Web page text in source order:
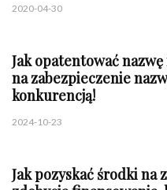
2020-04-30
Jak opatentować
na zabezpieczenie
konkurencją!
2024-10-23
Jak pozyskać środki na